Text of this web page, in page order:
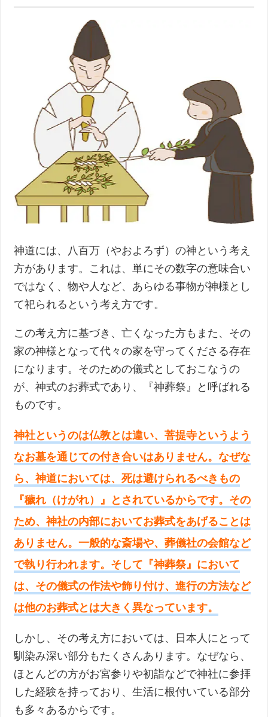
神道には、八百万（やおよろず）の神という考え
方があります。これは、単にその数字の意味合い
ではなく、物や人など、あらゆる事物が神様とし
て祀られるという考え方です。
この考え方に基づき、亡くなった方もまた、その
家の神様となって代々の家を守ってくださる存在
になります。そのための儀式としておこなうの
が、神式のお葬式であり、『神葬祭』と呼ばれる
ものです。
神社というのは仏教とは違い、菩提寺というよう
なお墓を通じての付き合いはありません。なぜな
ら、神道においては、死は避けられるべきもの
『穢れ（けがれ）』とされているからです。その
ため、神社の内部においてお葬式をあげることは
ありません。一般的な斎場や、葬儀社の会館など
で執り行われます。そして『神葬祭』において
は、その儀式の作法や飾り付け、進行の方法など
は他のお葬式とは大きく異なっています。
しかし、その考え方においては、日本人にとって
馴染み深い部分もたくさんあります。なぜなら、
ほとんどの方がお宮参りや初詣などで神社に参拝
した経験を持っており、生活に根付いている部分
も多々あるからです。